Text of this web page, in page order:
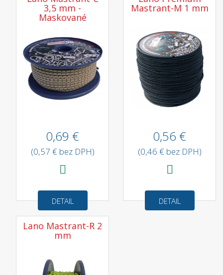
3,5 mm -
Maskované
0,69 €
(0,57 € bez DPH)
DETAIL
Mastrant-M 1 mm
0,56 €
(0,46 € bez DPH)
DETAIL
Lano Mastrant-R 2
mm